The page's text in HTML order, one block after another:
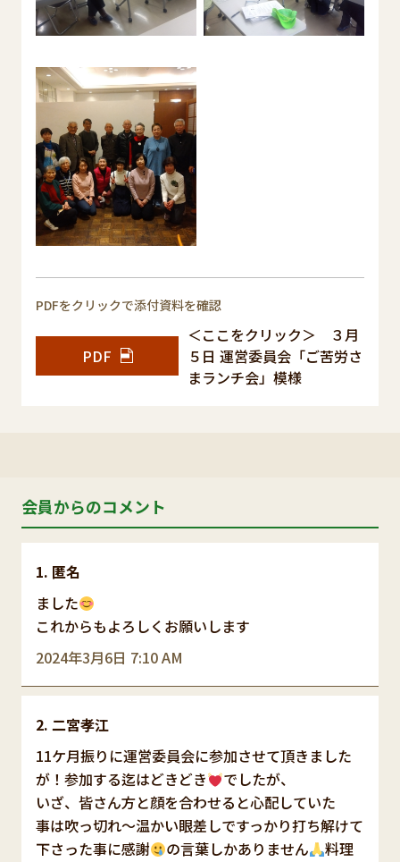
PDFをクリックで添付資料を確認
PDF
＜ここをクリック＞ ３月
５日 運営委員会「ご苦労さ
まランチ会」模様
会員からのコメント
匿名
2024年3月6日 7:10 AM
ました
これからもよろしくお願いします
二宮孝江
11ケ月振りに運営委員会に参加させて頂きました
が！参加する迄はどきどき
でしたが、
いざ、皆さん方と顔を合わせると心配していた
事は吹っ切れ〜温かい眼差しですっかり打ち解けて
下さった事に感謝
の言葉しかありません
料理